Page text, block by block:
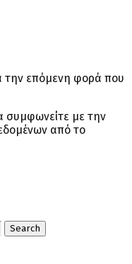
την επόμενη φορά που
συμφωνείτε με την
από το
Search